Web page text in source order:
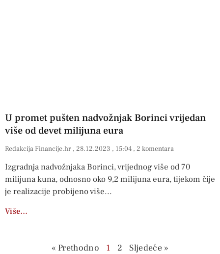
U promet pušten nadvožnjak Borinci vrijedan
više od devet milijuna eura
Redakcija Financije.hr 28.12.2023 15:04 2 komentara
Izgradnja nadvožnjaka Borinci, vrijednog više od 70
milijuna kuna, odnosno oko 9,2 milijuna eura, tijekom čije
je realizacije probijeno više
Više…
« Prethodno 1 2 Sljedeće »